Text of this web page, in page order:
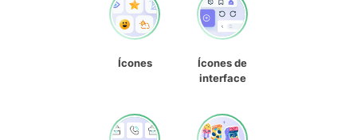
Ícones
Ícones de
interface